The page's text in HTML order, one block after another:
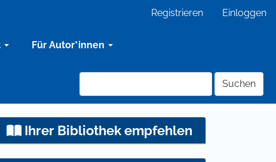
Registrieren Einloggen
Für Autor*innen
Suchen
Ihrer Bibliothek empfehlen